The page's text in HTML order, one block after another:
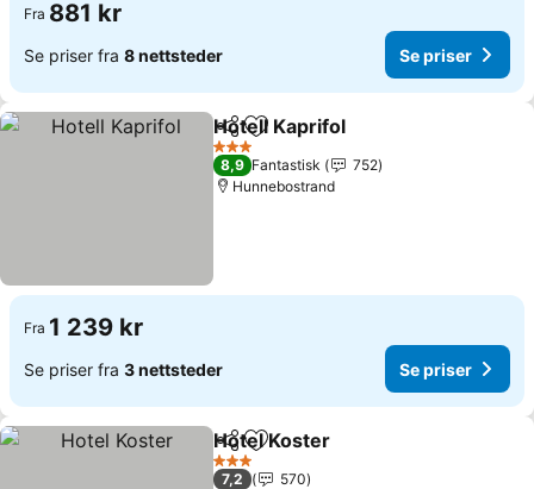
Fra 881 kr
Se priser fra 8 nettsteder Se priser
Del Legg til i favoritter
Hotell Kaprifol
3 Stjerner
8,9 Fantastisk
752
Hunnebostrand
Fra 1 239 kr
Se priser fra 3 nettsteder Se priser
Del Legg til i favoritter
Hotel Koster
3 Stjerner
7,2
570